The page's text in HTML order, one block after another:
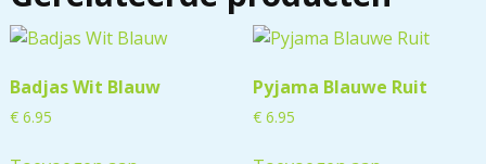
Badjas Wit Blauw
€6.95
Pyjama Blauwe Ruit
€6.95